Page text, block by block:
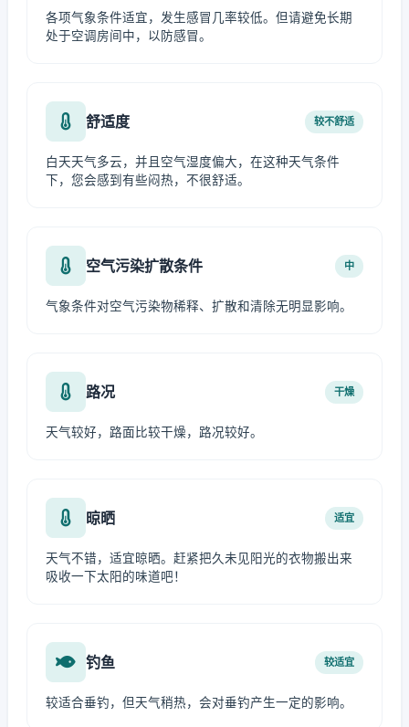
各项气象条件适宜，发生感冒几率较低。但请避免长期
处于空调房间中，以防感冒。
舒适度 较不舒适
白天天气多云，并且空气湿度偏大，在这种天气条件
下，您会感到有些闷热，不很舒适。
空气污染扩散条件 中
气象条件对空气污染物稀释、扩散和清除无明显影响。
路况 干燥
天气较好，路面比较干燥，路况较好。
晾晒 适宜
天气不错，适宜晾晒。赶紧把久未见阳光的衣物搬出来
吸收一下太阳的味道吧！
钓鱼 较适宜
较适合垂钓，但天气稍热，会对垂钓产生一定的影响。